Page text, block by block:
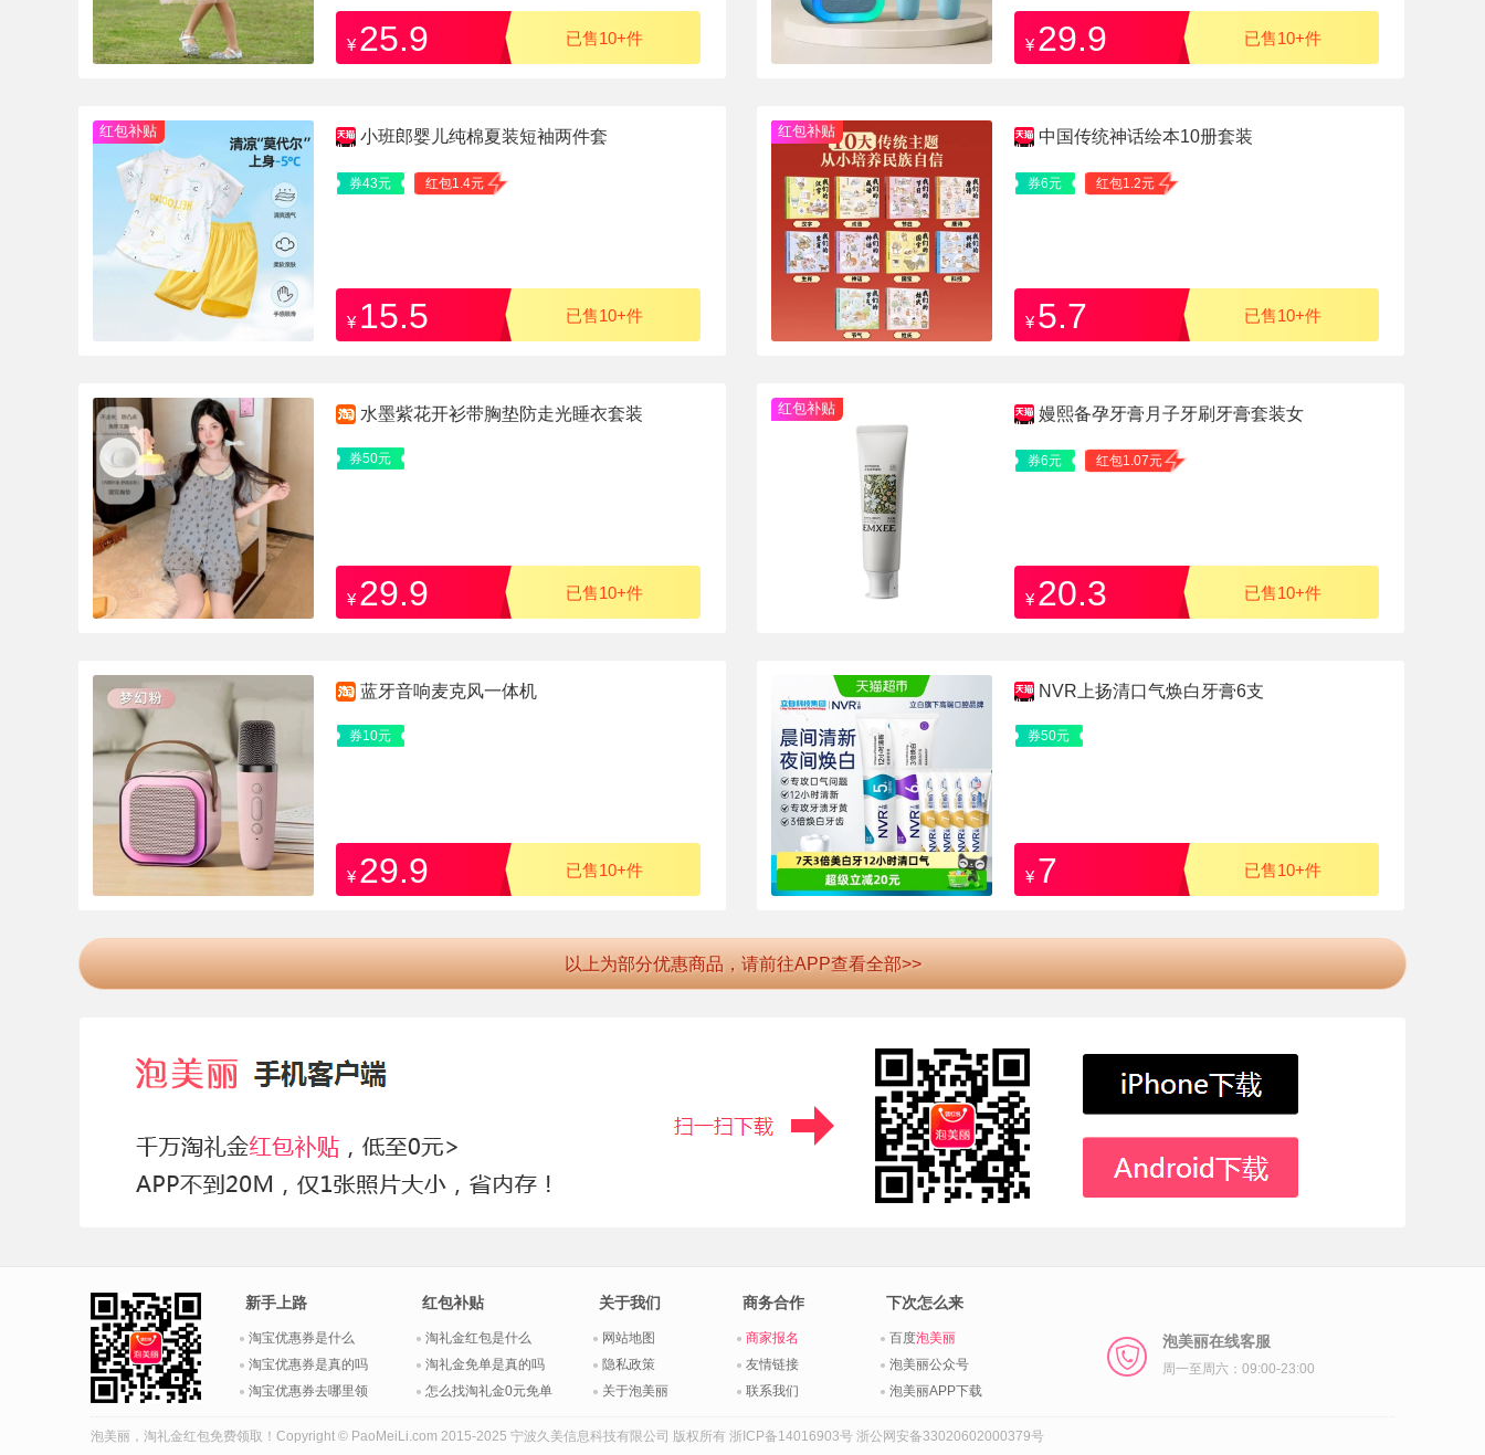
¥ 25.9 已售10+件 ¥ 29.9 已售10+件
红包补贴 小班郎婴儿纯棉夏装短袖两件套
券43元 红包1.4元
¥ 15.5 已售10+件
红包补贴 中国传统神话绘本10册套装
券6元 红包1.2元
¥ 5.7 已售10+件
水墨紫花开衫带胸垫防走光睡衣套装
券50元
¥ 29.9 已售10+件
红包补贴 嫚熙备孕牙膏月子牙刷牙膏套装女
券6元 红包1.07元
¥ 20.3 已售10+件
蓝牙音响麦克风一体机
券10元
¥ 29.9 已售10+件
NVR上扬清口气焕白牙膏6支
券50元
¥ 7 已售10+件
以上为部分优惠商品，请前往APP查看全部>>
新手上路
淘宝优惠券是什么
淘宝优惠券是真的吗
淘宝优惠券去哪里领
红包补贴
淘礼金红包是什么
淘礼金免单是真的吗
怎么找淘礼金0元免单
关于我们
网站地图
隐私政策
关于泡美丽
商务合作
商家报名
友情链接
联系我们
下次怎么来
百度泡美丽
泡美丽公众号
泡美丽APP下载
泡美丽在线客服
周一至周六：09:00-23:00
泡美丽， 淘礼金红包免费领取！Copyright © PaoMeiLi.com 2015-2025 宁波久美信息科技有限公司 版权所有 浙ICP备14016903号 浙公网安备33020602000379号